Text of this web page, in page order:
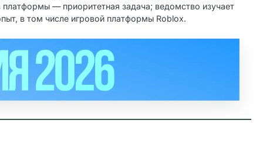
платформы — приоритетная задача; ведомство изучает
в том числе игровой платформы Roblox.